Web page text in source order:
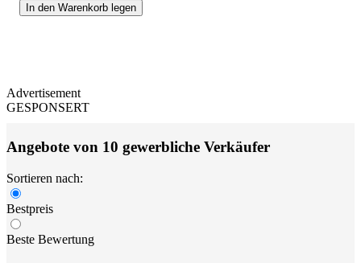
In den Warenkorb legen
Advertisement
GESPONSERT
Angebote von 10 gewerbliche Verkäufer
Sortieren nach:
Bestpreis
Beste Bewertung